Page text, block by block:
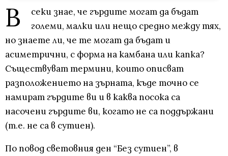
В
секи знае, че гърдите могат да бъдат
големи, малки или нещо средно между тях,
но знаете ли, че те могат да бъдат и
асиметрични, с форма на камбана или капка?
Съществуват термини, които описват
разположението на зърната, къде точно се
намират гърдите ви и в каква посока са
насочени гърдите ви, когато не са поддържани
(т.е. не са в сутиен).
По повод световния ден “Без сутиен”, в